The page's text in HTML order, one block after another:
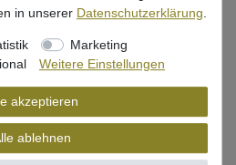
€ *
In den Warenkorb
in unserer Daten­schutz­erklärung
Marketing
Weitere Einstellungen
akzeptieren
ablehnen